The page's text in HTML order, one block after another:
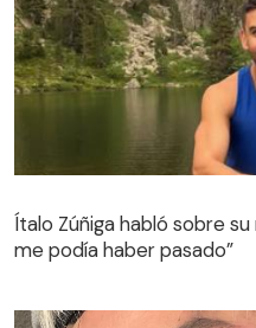
Ítalo Zúñiga habló sobre
me podía haber pasado”